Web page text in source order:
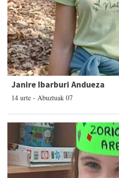
Janire Ibarburi Andueza
14 urte - Abuztuak 07